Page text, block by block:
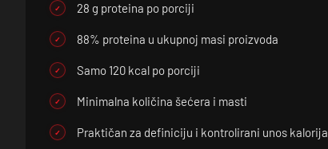
28 g proteina po porciji
88% proteina u ukupnoj masi proizvoda
Samo 120 kcal po porciji
Minimalna količina šećera i masti
Praktičan za definiciju i kontrolirani unos kalorija